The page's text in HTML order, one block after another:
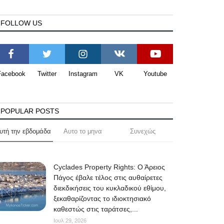
FOLLOW US
Twitter Instagram VK Youtube
POPULAR POSTS
την εβδομάδα Αυτο το μηνα Συνεχώς
Cyclades Property Rights: Ο Άρειος
Πάγος έβαλε τέλος στις αυθαίρετες
διεκδικήσεις του κυκλαδικού εθίμου,
ξεκαθαρίζοντας το ιδιοκτησιακό
καθεστώς στις ταράτσες,...
Ιουλ 29, 2026